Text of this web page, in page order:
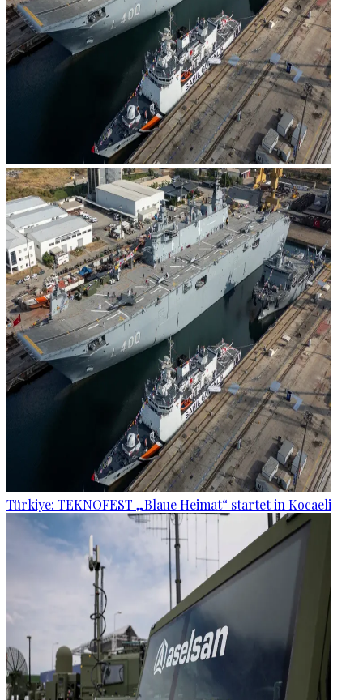
Türkiye: TEKNOFEST „Blaue Heimat“ startet in Kocaeli